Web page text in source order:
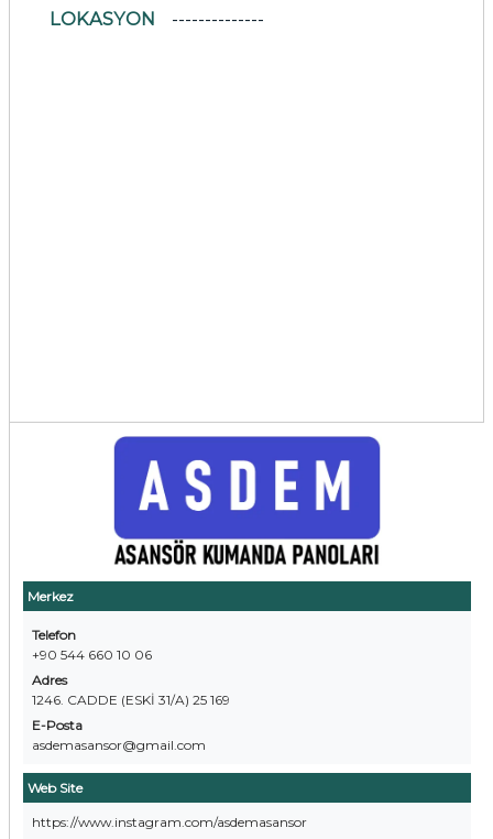
Merkez
Telefon
+90 544 660 10 06
Adres
1246. CADDE (ESKİ 31/A) 25 169
E-Posta
asdemasansor@gmail.com
Web Site
https://www.instagram.com/asdemasansor
LOKASYON